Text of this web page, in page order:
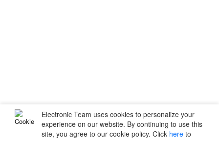
Electronic Team uses cookies to personalize your
experience on our website. By continuing to use this
site, you agree to our cookie policy. Click here to